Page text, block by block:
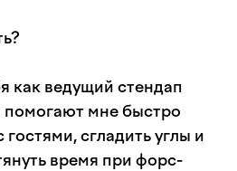
как ведущий стендап
мне быстро
сгладить углы и
время при форс-